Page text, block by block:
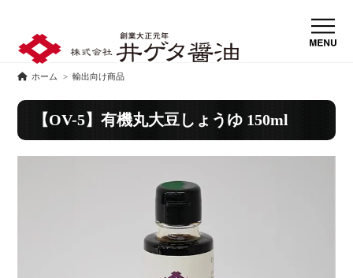
ホーム >輸出向け商品
【OV-5】有機丸大豆しょうゆ 150ml